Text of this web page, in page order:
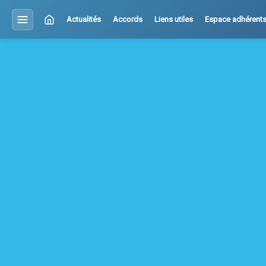
Actualités Accords Liens utiles Espace adhérents